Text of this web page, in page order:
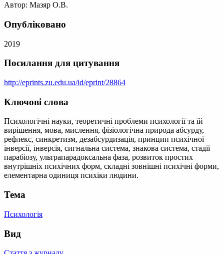
Автор: Мазяр О.В.
Опубліковано
2019
Посилання для цитування
http://eprints.zu.edu.ua/id/eprint/28864
Ключові слова
Психологічні науки, теоретичні проблеми психології та їй
вирішення, мова, мислення, фізіологічна природа абсурду,
рефлекс, синкретизм, дезабсурдизація, принцип психічної
інверсії, інверсія, сигнальна система, знакова система, стадії
парабіозу, ультрапарадоксальна фаза, розвиток простих
внутрішніх психічних форм, складні зовнішні психічні форми,
елементарна одиниця психіки людини.
Тема
Психологія
Вид